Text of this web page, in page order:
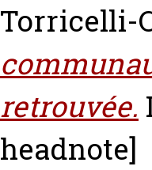
Torricelli-
retrouvée.
headnote]